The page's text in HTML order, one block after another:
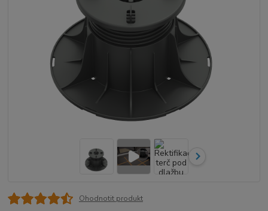
Ohodnotit produkt